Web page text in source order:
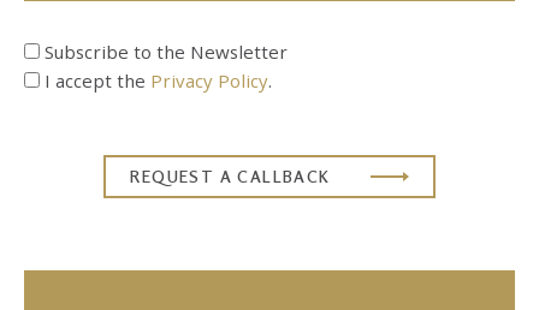
Subscribe to the Newsletter
I accept the Privacy Policy.